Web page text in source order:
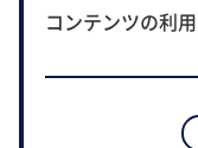
コンテンツの利